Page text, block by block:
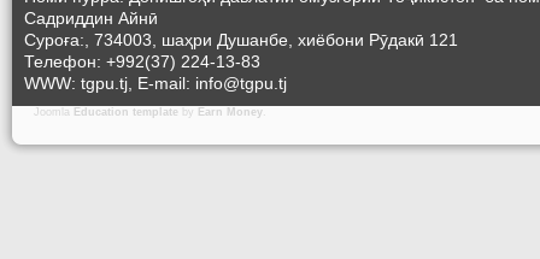
Садриддин Айнӣ
Суроға:, 734003, шаҳри Душанбе, хиёбони Рӯдакӣ 121
Телефон: +992(37) 224-13-83
WWW: tgpu.tj, E-mail: info@tgpu.tj
Joomla Education template by Earn Money